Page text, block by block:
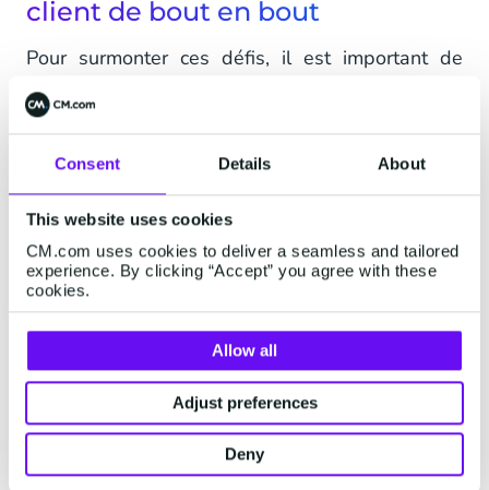
Consent Details About
This website uses cookies
CM.com uses cookies to deliver a seamless and tailored
experience. By clicking “Accept” you agree with these
cookies.
Allow all
Adjust preferences
Deny
client de bout en bout
Pour surmonter ces défis, il est important de
mettre en place une stratégie d'engagement
client globale. Cette stratégie aide à gérer,
marketing au service client en passant par les
Les Étapes Clés d’un Parcours Complet :
Connexion des Systèmes :
systèmes logiciels (CRM, ERP, CMS, etc.) à
une plateforme de données clients (CDP)
pour créer une source unique et fiable.
Profils de Clients à 360° :Centralisez les
données pour obtenir une vue complète de